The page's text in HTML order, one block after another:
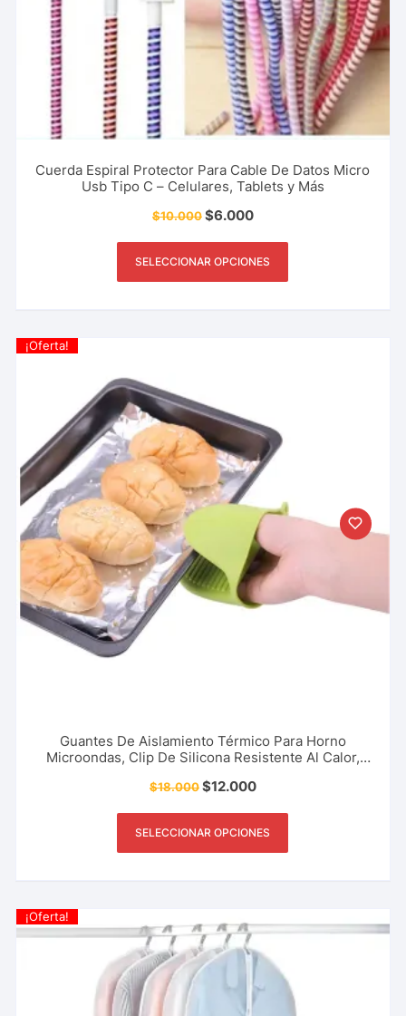
Cuerda Espiral Protector Para Cable De Datos Micro
Usb Tipo C – Celulares, Tablets y Más
$10.000$6.000
SELECCIONAR OPCIONES
¡Oferta!
Guantes De Aislamiento Térmico Para Horno
Microondas, Clip De Silicona Resistente Al Calor,
$18.000$12.000
SELECCIONAR OPCIONES
¡Oferta!